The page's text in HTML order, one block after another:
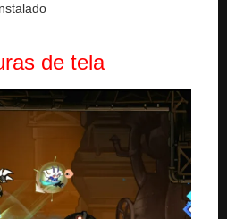
de tela